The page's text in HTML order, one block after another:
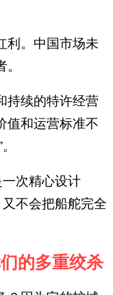
利。中国市场未
持续的特许经营
值和运营标准不
一次精心设计
不会把船舵完全
的多重绞杀